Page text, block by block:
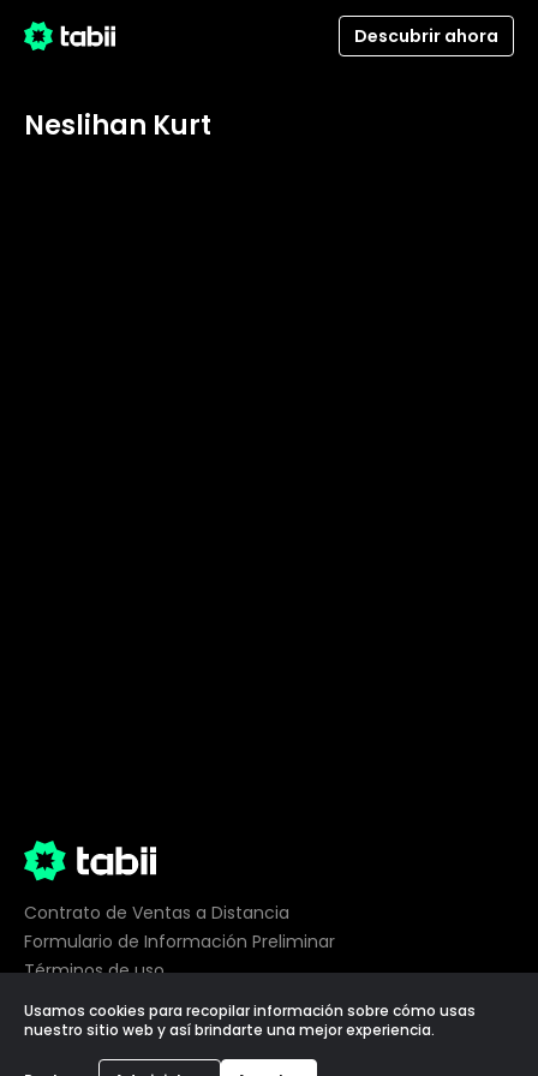
Descubrir ahora
Neslihan Kurt
Contrato de Ventas a Distancia
Formulario de Información Preliminar
Términos de uso
Privacidad
Preferencias de cookies
Usamos cookies para recopilar información sobre cómo usas
nuestro sitio web y así brindarte una mejor experiencia.